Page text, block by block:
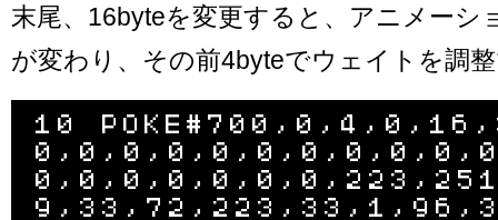
末尾、16byteを変更すると、アニメーシ
が変わり、その前4byteでウェイトを調
10